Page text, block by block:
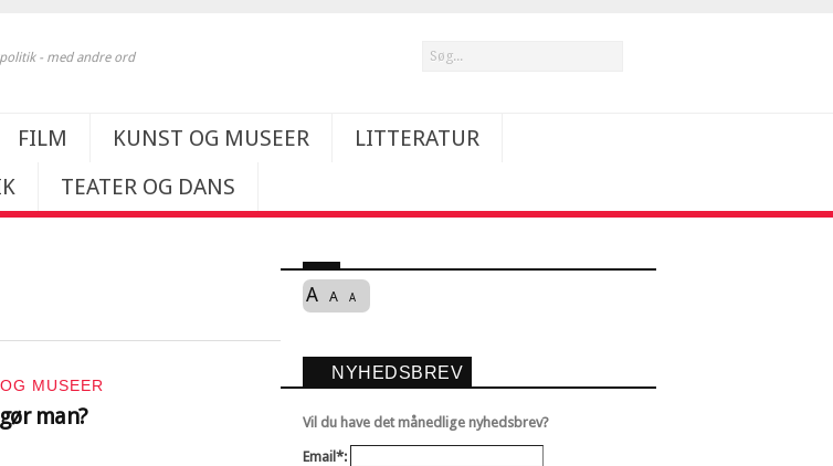
- med andre ord
FILM KUNST OG MUSEER
LITTERATUR
TEATER OG DANS
MUSEER
man?
A A A
NYHEDSBREV
Vil du have det månedlige nyhedsbrev?
Email*: